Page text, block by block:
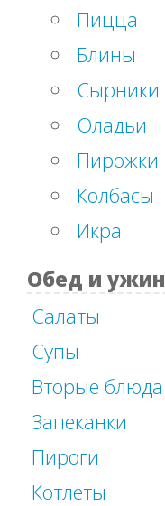
Пицца
Блины
Сырники
Оладьи
Пирожки
Колбасы
Икра
Обед и ужин
Салаты
Супы
Вторые блюда
Запеканки
Пироги
Котлеты